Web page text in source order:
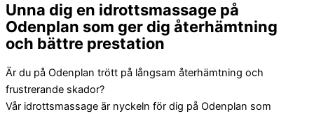
Unna dig en idrottsmassage på
Odenplan som ger dig återhämtning
och bättre prestation
Är du på Odenplan trött på långsam återhämtning och
frustrerande skador?
Vår idrottsmassage är nyckeln för dig på Odenplan som